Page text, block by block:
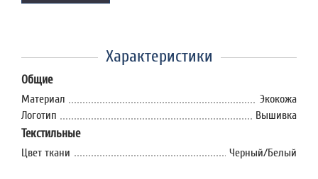
Характеристики
Общие
Материал
Экокожа
Логотип
Вышивка
Текстильные
Цвет ткани Черный/Белый